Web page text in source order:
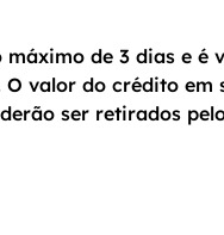
de 3 dias e é
valor do crédito em
ser retirados